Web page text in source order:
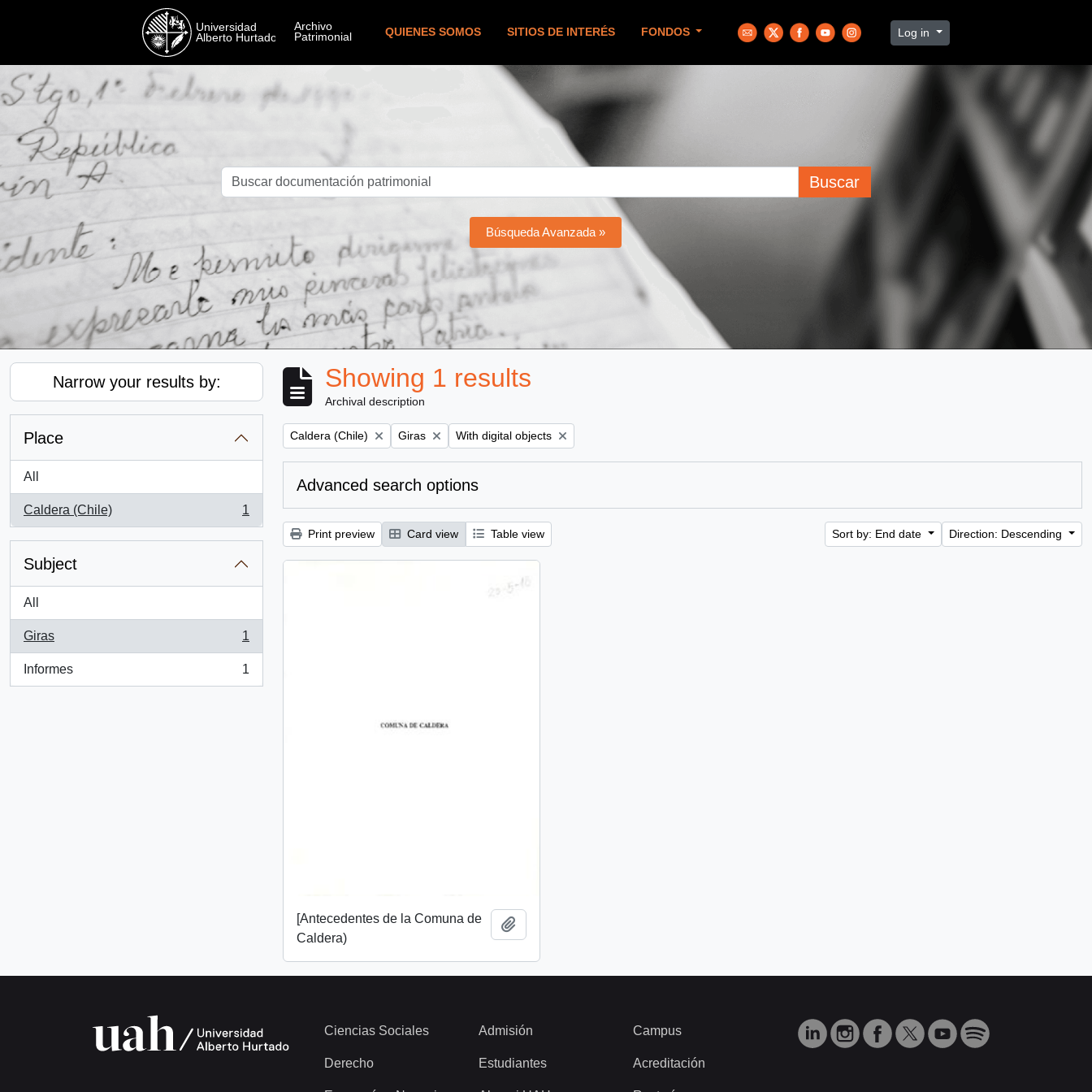
QUIENES SOMOS SITIOS DE INTERÉS FONDOS Log in
Buscar
Búsqueda Avanzada »
Narrow your results by:
Place
All
Caldera (Chile)
, 1 results
1
Subject
All
Giras
, 1 results
1
Informes
, 1 results
1
Showing 1 results
Archival description
Remove filter:
Caldera (Chile) Remove filter:
Giras Remove filter:
With digital objects
Advanced search options
Print preview Card view Table view Sort by: End date Direction: Descending
[Antecedentes de la Comuna de
Caldera)
Ciencias Sociales
Derecho
Admisión
Estudiantes
Campus
Acreditación